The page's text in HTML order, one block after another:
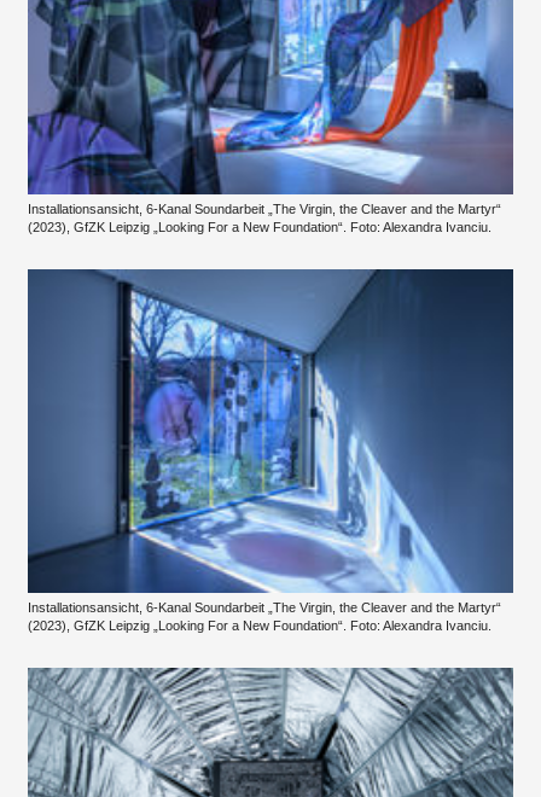
Installationsansicht, 6-Kanal Soundarbeit „The Virgin, the Cleaver and the Martyr“
(2023), GfZK Leipzig „Looking For a New Foundation“. Foto: Alexandra Ivanciu.
Installationsansicht, 6-Kanal Soundarbeit „The Virgin, the Cleaver and the Martyr“
(2023), GfZK Leipzig „Looking For a New Foundation“. Foto: Alexandra Ivanciu.